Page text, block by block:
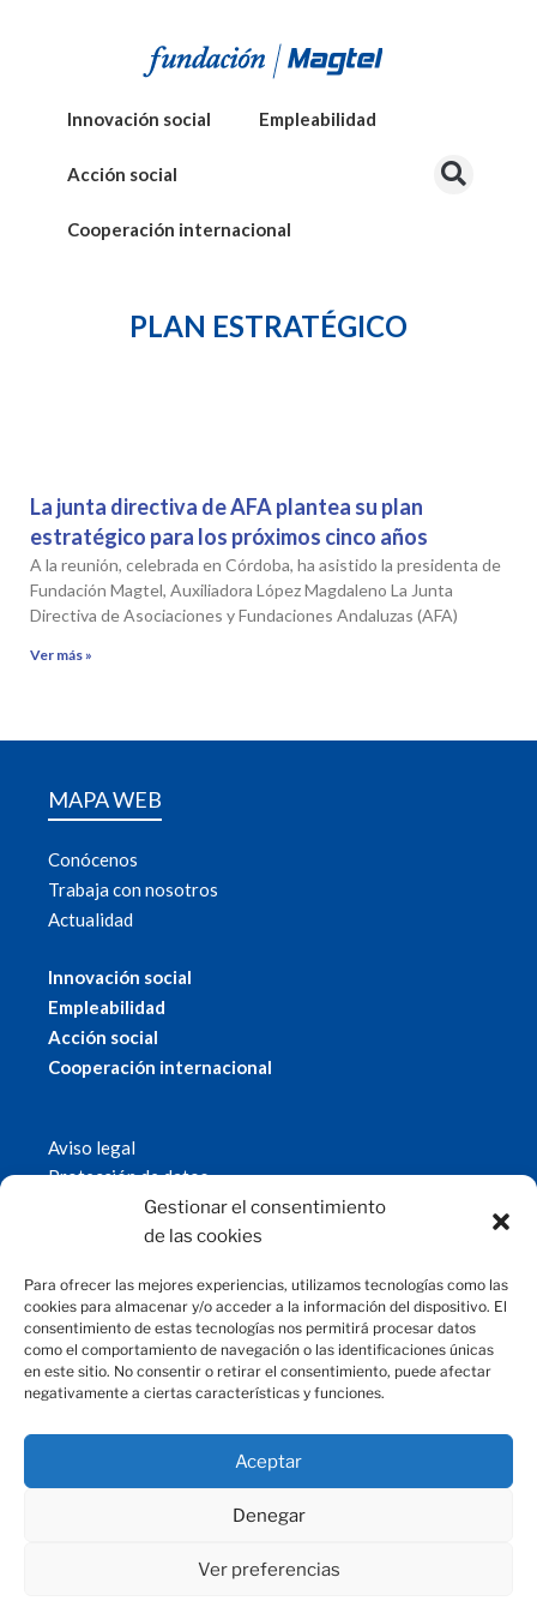
Gestionar el consentimiento
de las cookies
Para ofrecer las mejores experiencias, utilizamos tecnologías como las
cookies para almacenar y/o acceder a la información del dispositivo. El
consentimiento de estas tecnologías nos permitirá procesar datos
como el comportamiento de navegación o las identificaciones únicas
en este sitio. No consentir o retirar el consentimiento, puede afectar
negativamente a ciertas características y funciones.
Aceptar
Denegar
Ver preferencias
Innovación social Empleabilidad
Acción social
Cooperación internacional
PLAN ESTRATÉGICO
La junta directiva de AFA plantea su plan
estratégico para los próximos cinco años
A la reunión, celebrada en Córdoba, ha asistido la presidenta de
Fundación Magtel, Auxiliadora López Magdaleno La Junta
Directiva de Asociaciones y Fundaciones Andaluzas (AFA)
Ver más »
MAPA WEB
Conócenos
Trabaja con nosotros
Actualidad
Innovación social
Empleabilidad
Acción social
Cooperación internacional
Aviso legal
Protección de datos
Política de cookies
© 2019 Fundación Magtel.
CONTACTO
fundacion@magtel.es
Parque Empresarial Las Quemadas
C/Gabriel Ramos Bejarano, 114
14014 Córdoba